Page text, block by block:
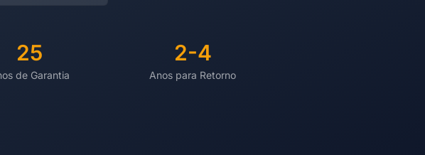
25
de Garantia
2-4
Anos para Retorno